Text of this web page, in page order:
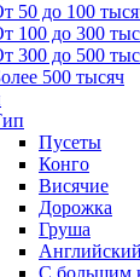
50 до 100
100 до 300
300 до 500
500 тысяч
Пусеты
Конго
Висячие
Дорожка
Груша
С большим